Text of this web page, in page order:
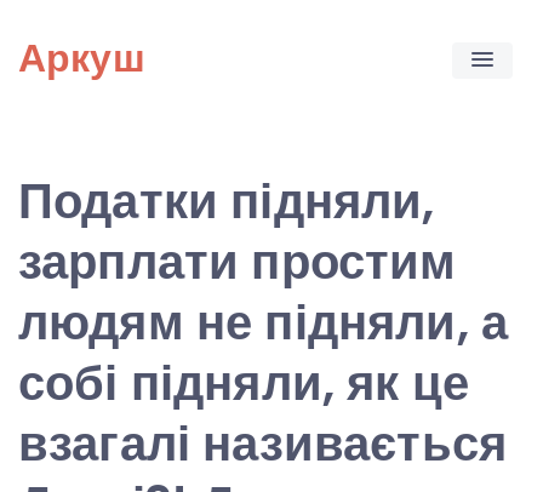
content
Аркуш
Податки підняли,
зарплати простим
людям не підняли, а
собі підняли, як це
взагалі називається